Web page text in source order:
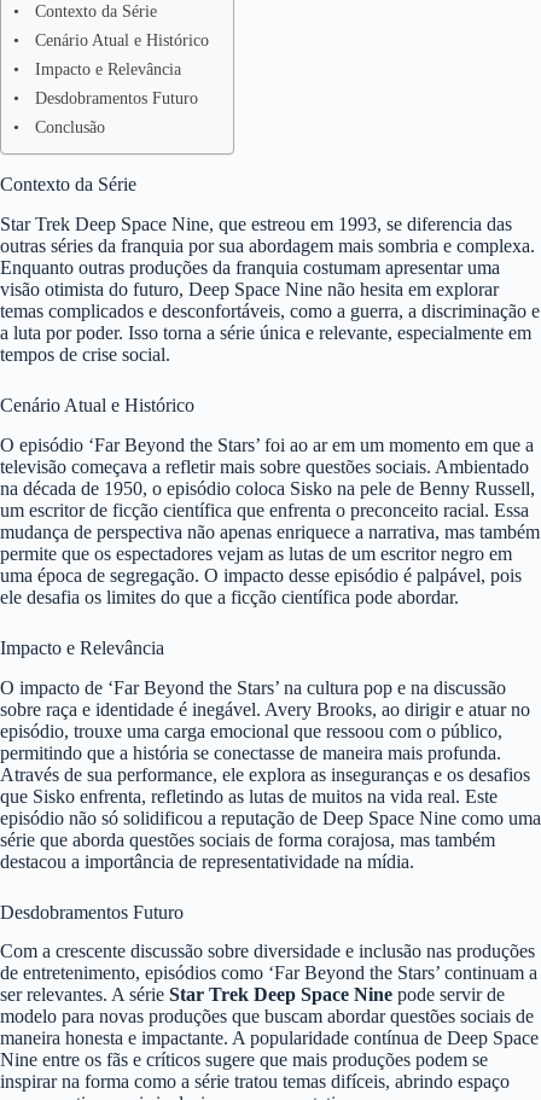
Contexto da Série
Cenário Atual e Histórico
Impacto e Relevância
Desdobramentos Futuro
Conclusão
Contexto da Série
Star Trek Deep Space Nine, que estreou em 1993, se diferencia das
outras séries da franquia por sua abordagem mais sombria e complexa.
Enquanto outras produções da franquia costumam apresentar uma
visão otimista do futuro, Deep Space Nine não hesita em explorar
temas complicados e desconfortáveis, como a guerra, a discriminação e
a luta por poder. Isso torna a série única e relevante, especialmente em
tempos de crise social.
Cenário Atual e Histórico
O episódio ‘Far Beyond the Stars’ foi ao ar em um momento em que a
televisão começava a refletir mais sobre questões sociais. Ambientado
na década de 1950, o episódio coloca Sisko na pele de Benny Russell,
um escritor de ficção científica que enfrenta o preconceito racial. Essa
mudança de perspectiva não apenas enriquece a narrativa, mas também
permite que os espectadores vejam as lutas de um escritor negro em
uma época de segregação. O impacto desse episódio é palpável, pois
ele desafia os limites do que a ficção científica pode abordar.
Impacto e Relevância
O impacto de ‘Far Beyond the Stars’ na cultura pop e na discussão
sobre raça e identidade é inegável. Avery Brooks, ao dirigir e atuar no
episódio, trouxe uma carga emocional que ressoou com o público,
permitindo que a história se conectasse de maneira mais profunda.
Através de sua performance, ele explora as inseguranças e os desafios
que Sisko enfrenta, refletindo as lutas de muitos na vida real. Este
episódio não só solidificou a reputação de Deep Space Nine como uma
série que aborda questões sociais de forma corajosa, mas também
destacou a importância de representatividade na mídia.
Desdobramentos Futuro
Com a crescente discussão sobre diversidade e inclusão nas produções
de entretenimento, episódios como ‘Far Beyond the Stars’ continuam a
ser relevantes. A série Star Trek Deep Space Nine pode servir de
modelo para novas produções que buscam abordar questões sociais de
maneira honesta e impactante. A popularidade contínua de Deep Space
Nine entre os fãs e críticos sugere que mais produções podem se
inspirar na forma como a série tratou temas difíceis, abrindo espaço